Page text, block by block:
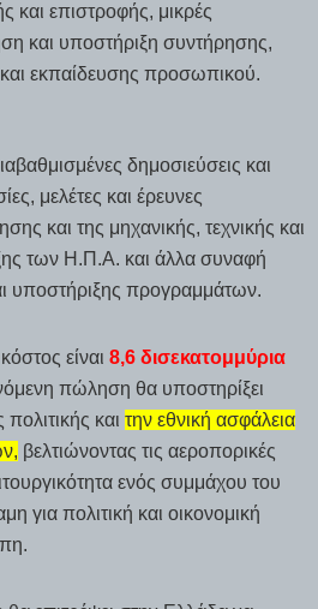
και επιστροφής, μικρές
και υποστήριξη συντήρησης,
εκπαίδευσης προσωπικού.
δημοσιεύσεις και
μελέτες και έρευνες
και της μηχανικής, τεχνικής και
των Η.Π.Α. και άλλα συναφή
υποστήριξης προγραμμάτων.
είναι 8,6 δισεκατομμύρια
πώληση θα υποστηρίξει
και την εθνική ασφάλεια
βελτιώνοντας τις αεροπορικές
ενός συμμάχου του
για πολιτική και οικονομική